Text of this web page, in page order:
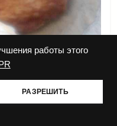
работы этого
РАЗРЕШИТЬ
муки с яблоками